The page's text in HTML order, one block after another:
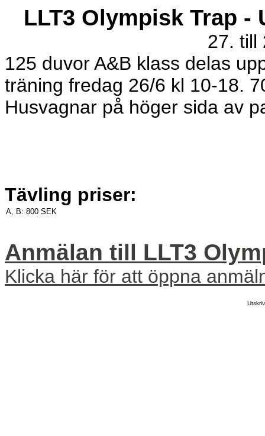
LLT3 Olympisk Trap
27. till
125 duvor A&B klass delas
träning fredag 26/6 kl 10-18.
Husvagnar på höger sida av
Tävling priser:
A, B: 800 SEK
Anmälan till LLT3
Klicka här för att öppna